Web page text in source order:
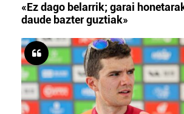
«Ez dago belarrik; garai
daude bazter guztiak»